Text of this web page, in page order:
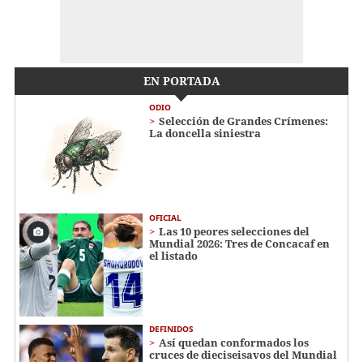
EN PORTADA
ODIO
Selección de Grandes Crímenes:
La doncella siniestra
OFICIAL
Las 10 peores selecciones del
Mundial 2026: Tres de Concacaf en
el listado
DEFINIDOS
Así quedan conformados los
cruces de dieciseisavos del Mundial